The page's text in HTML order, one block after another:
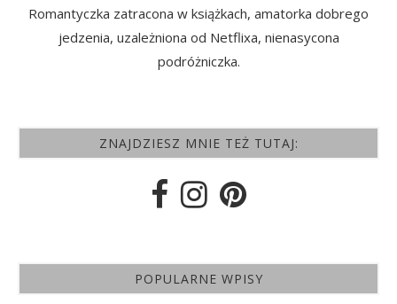
Romantyczka zatracona w książkach, amatorka dobrego
jedzenia, uzależniona od Netflixa, nienasycona
podróżniczka.
ZNAJDZIESZ MNIE TEŻ TUTAJ:
POPULARNE WPISY